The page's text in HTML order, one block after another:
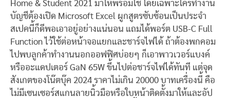
Home & Student 2021 มาให้พร้อมใช้ โดยเฉพาะใครทำงาน
บัญชีต้องเปิด Microsoft Excel ผูกสูตรซับซ้อนเป็นประจำ
สเปคนี้ก็ดีพอเอาอยู่อย่างแน่นอน แถมได้พอร์ต USB-C Full
Function ไว้ใช้ต่อหน้าจอแยกและชาร์จไฟได้ ถ้าต้องพกคอม
ไปพบลูกค้าทำงานนอกออฟฟิศบ่อยๆ ก็เอาพาวเวอร์แบงค์
หรืออะแดปเตอร์ GaN 65W ขึ้นไปต่อชาร์จไฟได้ทันที แต่จุด
สังเกตของโน๊ตบุ๊ค 2024 ราคาไม่เกิน 20000 บาทเครื่องนี้ คือ
ไม่มีเซนเซอร์สแกนลายนิ้วมือหรือใบหน้าติดตั้งมาให้และอัป